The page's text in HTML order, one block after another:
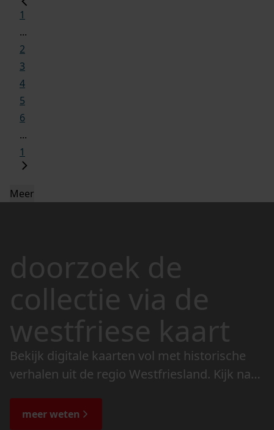
1
...
2
3
4
5
6
...
1
Meer
doorzoek de
collectie via de
westfriese kaart
Bekijk digitale kaarten vol met historische
verhalen uit de regio Westfriesland. Kijk naar
de bijzondere verhalen.
meer weten